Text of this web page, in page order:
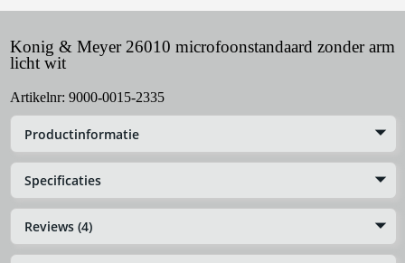
Konig & Meyer 26010 microfoonstandaard zonder arm
licht wit
Artikelnr: 9000-0015-2335
Productinformatie
Specificaties
Reviews (4)